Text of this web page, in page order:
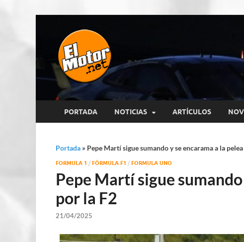
El Motor
PORTADA NOTICIAS ARTÍCULOS
Portada » Pepe Martí sigue sumando y se encarama a la
FORMULA 1 / FÓRMULA F1 / FORMULA UNO
Pepe Martí sigue
por la F2
21/04/2025